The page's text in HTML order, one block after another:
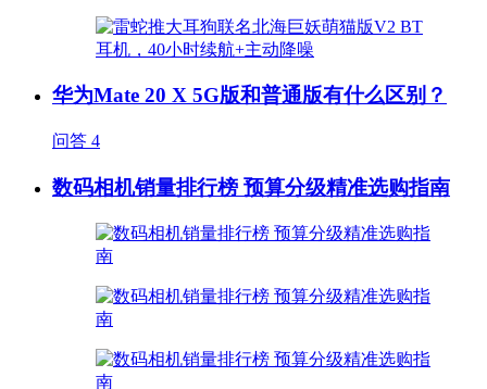
华为Mate 20 X 5G版和普通版有什么区别？
问答 4
数码相机销量排行榜 预算分级精准选购指南